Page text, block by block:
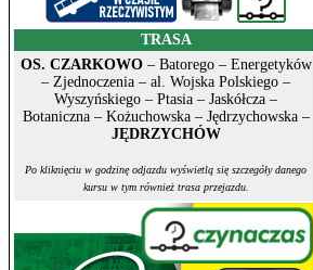
TRASA
OS. CZARKOWO– Batorego – Energetyków
– Zjednoczenia – al. Wojska Polskiego –
Wyszyńskiego – Ptasia – Jaskółcza –
Botaniczna – Kożuchowska – Jędrzychowska –
JĘDRZYCHÓW
Po kliknięciu w godzinę odjazdu wyświetlą się szczegóły danego
kursu w tym również trasa przejazdu.